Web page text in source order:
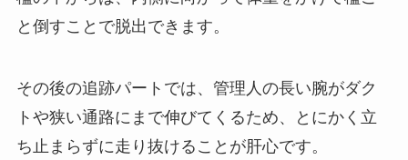
と倒すことで脱出できます。
その後の追跡パートでは、管理人の長い腕がダク
トや狭い通路にまで伸びてくるため、とにかく立
ち止まらずに走り抜けることが肝心です。